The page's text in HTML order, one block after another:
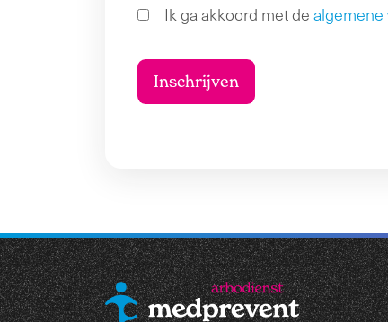
Ik ga akkoord met de algemene